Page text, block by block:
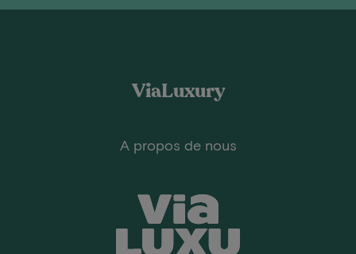
ViaLuxury
A propos de nous